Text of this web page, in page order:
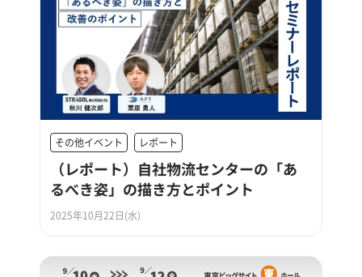
その他イベント レポート
（レポート）自社物流センターの「あ
るべき姿」の描き方とポイント
2025年10月22日(水)